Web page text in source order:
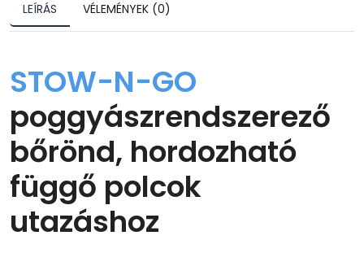
LEÍRÁS VÉLEMÉNYEK (0)
STOW-N-GO
poggyászrendszerező
bőrönd, hordozható
függő polcok
utazáshoz